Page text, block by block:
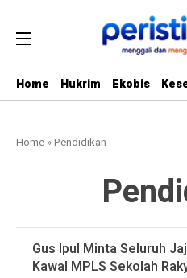
Home Hukrim Ekobis
Home »Pendidikan
Gus Ipul Minta Seluruh
Kawal MPLS Sekolah